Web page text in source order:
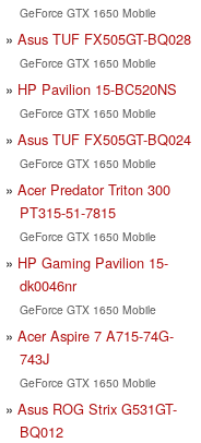
GeForce GTX 1650 Mobile
Asus TUF FX505GT-BQ028
GeForce GTX 1650 Mobile
HP Pavilion 15-BC520NS
GeForce GTX 1650 Mobile
Asus TUF FX505GT-BQ024
GeForce GTX 1650 Mobile
Acer Predator Triton 300
PT315-51-7815
GeForce GTX 1650 Mobile
HP Gaming Pavilion 15-
dk0046nr
GeForce GTX 1650 Mobile
Acer Aspire 7 A715-74G-
743J
GeForce GTX 1650 Mobile
Asus ROG Strix G531GT-
BQ012